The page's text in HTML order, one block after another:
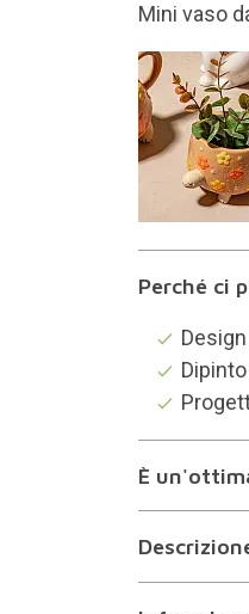
Dipinto a
Perché ci
È